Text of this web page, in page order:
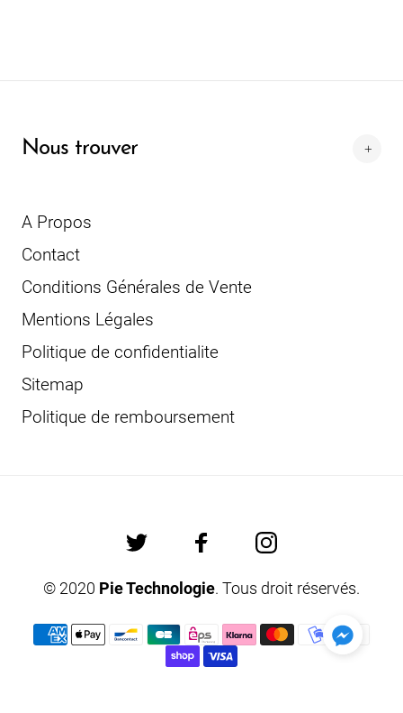
Nous trouver
A Propos
Contact
Conditions Générales de Vente
Mentions Légales
Politique de confidentialite
Sitemap
Politique de remboursement
© 2020 Pie Technologie. Tous droit réservés.